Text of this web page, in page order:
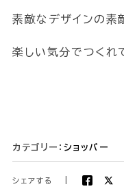
素敵なデザインの素
楽しい気分でつくれ
カテゴリー： ショッパー
シェアする